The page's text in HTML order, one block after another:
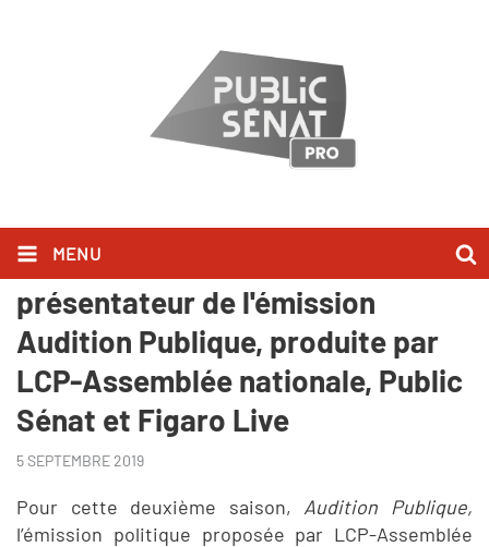
MENU
Francis Letellier, nouveau
présentateur de l'émission
Audition Publique, produite par
LCP-Assemblée nationale, Public
Sénat et Figaro Live
5 SEPTEMBRE 2019
Pour cette deuxième saison, Audition Publique,
l’émission politique proposée par LCP-Assemblée